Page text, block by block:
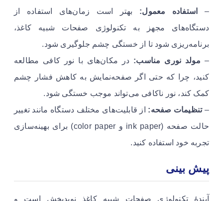
–
استفاده معمول: بهتر است زمان‌های استفاده از
دستگاه‌های مجهز به تکنولوژی صفحات شبیه کاغذ،
برنامه‌ریزی شود تا از خستگی چشم جلوگیری شود.
– مولد نوری مناسب: در مکان‌های با نور کافی مطالعه
کنید، چرا که حتی اگر صفحه‌نمایش به کاهش فشار چشم
کمک کند، نور ناکافی می‌تواند موجب خستگی شود.
–تنظیمات صفحه: از قابلیت‌های مختلف دستگاه مانند تغییر
حالت صفحه (ink paper و color paper) برای بهینه‌سازی
تجربه خود استفاده کنید.
پیش بینی
آیندۀ تکنولوژی صفحات شبیه کاغذ نویدبخش است و